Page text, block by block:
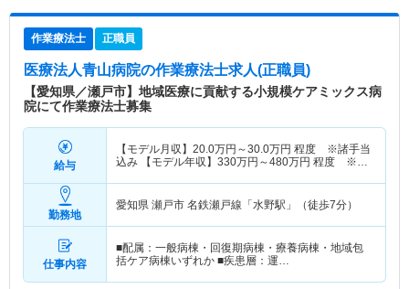
作業療法士 正職員
医療法人青山病院の作業療法士求人(正職員)
【愛知県／瀬戸市】地域医療に貢献する小規模ケアミックス病
院にて作業療法士募集
給与
【モデル月収】 20.0万円～30.0万円 程度 ※諸手当
込み 【モデル年収】 330万円～480万円 程度 ※諸
勤務地
愛知県 瀬戸市 名鉄瀬戸線「水野駅」（徒歩7分）
仕事内容
■配属：一般病棟・回復期病棟・療養病棟・地域包
括ケア病棟いずれか ■疾患層：運…